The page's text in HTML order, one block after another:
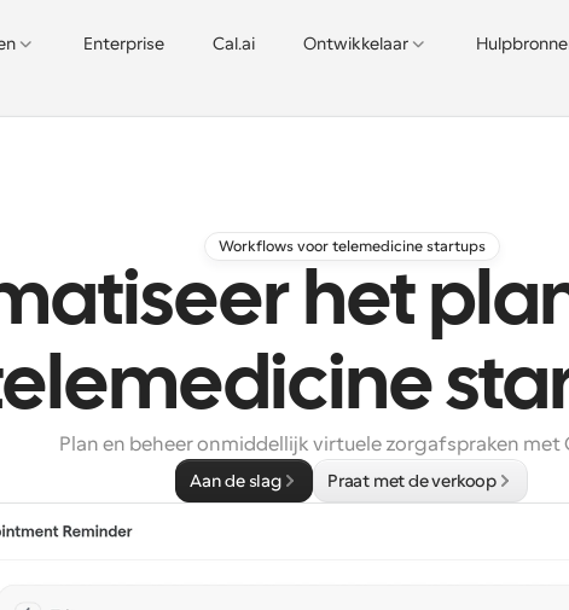
Enterprise Cal.ai Ontwikkelaar
Workflows voor telemedicine startups
het
Plan en beheer onmiddellijk virtuele zorgafspraken met
Aan de slag Praat met de verkoop